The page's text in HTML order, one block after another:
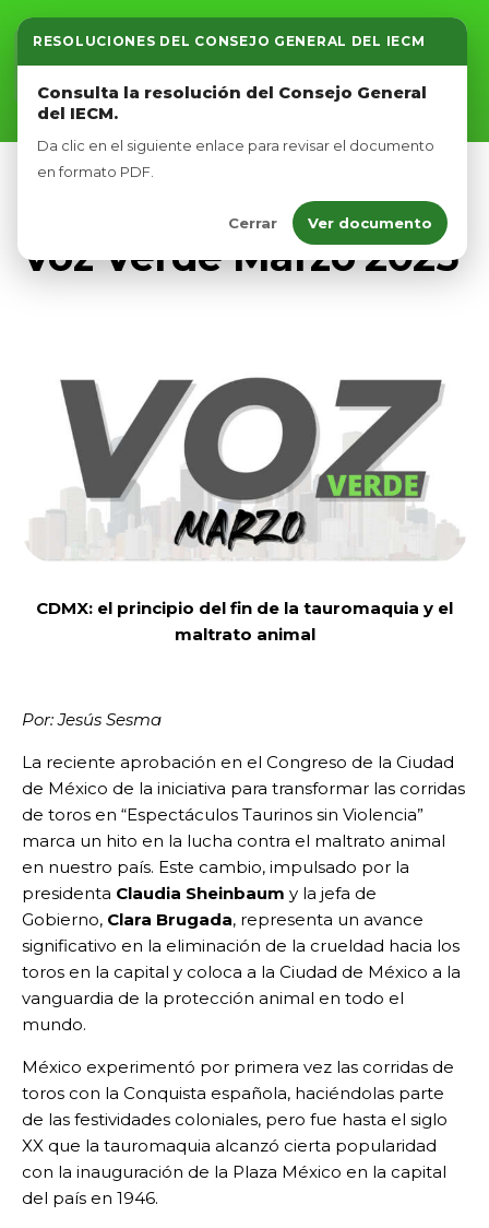
RESOLUCIONES DEL CONSEJO GENERAL DEL IECM
Consulta la resolución del Consejo General
del IECM.
Da clic en el siguiente enlace para revisar el documento
en formato PDF.
Cerrar Ver documento
Inicio
Nosotros
Afíliate
VOZ VERDE
Voz Verde Marzo 2025
CDMX: el principio del fin de la tauromaquia y el
maltrato animal
Por: Jesús Sesma
La reciente aprobación en el Congreso de la Ciudad
de México de la iniciativa para transformar las corridas
de toros en “Espectáculos Taurinos sin Violencia”
marca un hito en la lucha contra el maltrato animal
en nuestro país. Este cambio, impulsado por la
presidenta Claudia Sheinbaum y la jefa de
Gobierno, Clara Brugada, representa un avance
significativo en la eliminación de la crueldad hacia los
toros en la capital y coloca a la Ciudad de México a la
vanguardia de la protección animal en todo el
mundo.
México experimentó por primera vez las corridas de
toros con la Conquista española, haciéndolas parte
de las festividades coloniales, pero fue hasta el siglo
XX que la tauromaquia alcanzó cierta popularidad
con la inauguración de la Plaza México en la capital
del país en 1946.